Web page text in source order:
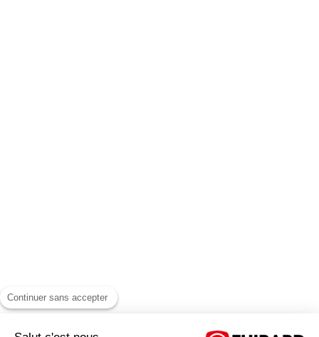
Continuer sans accepter